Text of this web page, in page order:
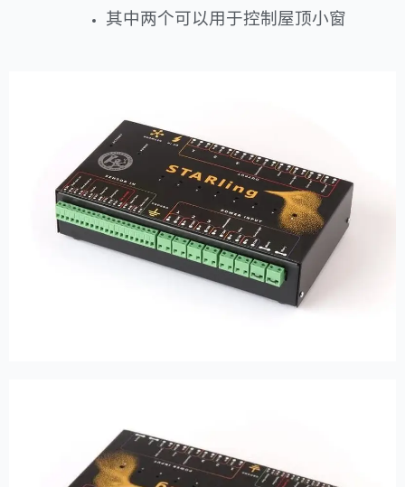
其中两个可以用于控制屋顶小窗